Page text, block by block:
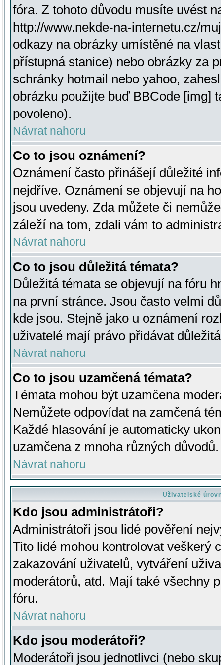
fóra. Z tohoto důvodu musíte uvést
http://www.nekde-na-internetu.cz/
odkazy na obrázky umístěné na
přístupná stanice) nebo obrázky za
schránky hotmail nebo yahoo,
obrázku použijte buď BBCode [img]
povoleno).
Návrat nahoru
Co to jsou oznámení?
Oznámení často přinášejí důležité
nejdříve. Oznámení se objevují na
jsou uvedeny. Zda můžete či
záleží na tom, zdali vám to
Návrat nahoru
Co to jsou důležitá témata?
Důležitá témata se objevují na fóru
na první stránce. Jsou často velmi
kde jsou. Stejně jako u oznámení
uživatelé mají právo přidávat
Návrat nahoru
Co to jsou uzamčená témata?
Témata mohou být uzamčena
Nemůžete odpovídat na zamčená
Každé hlasování je automaticky
uzamčena z mnoha různých důvodů.
Návrat nahoru
Uživatelské
Kdo jsou administrátoři?
Administrátoři jsou lidé pověření
Tito lidé mohou kontrolovat veškerý
zakazování uživatelů, vytváření
moderátorů, atd. Mají také všechny
fóru.
Návrat nahoru
Kdo jsou moderátoři?
Moderátoři jsou jednotlivci (nebo